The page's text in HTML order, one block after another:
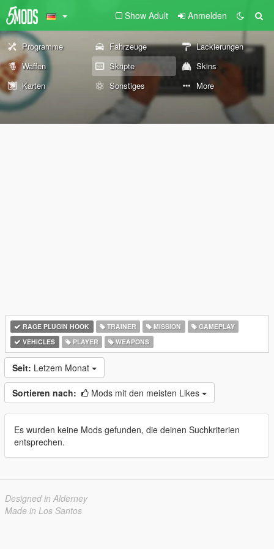
Show Adult Anmelden
Programme Fahrzeuge
Lackierungen
Waffen
Skripte
Skins
Karten
Sonstiges More
RAGE PLUGIN HOOK TRAINER MISSION
GAMEPLAY
VEHICLES
PLAYER WEAPONS
Seit: Letzem Monat
Sortieren nach: Mods mit den meisten Likes
Es wurden keine Mods gefunden, die deinen Suchkriterien
entsprechen.
Designed in Alderney
Made in Los Santos